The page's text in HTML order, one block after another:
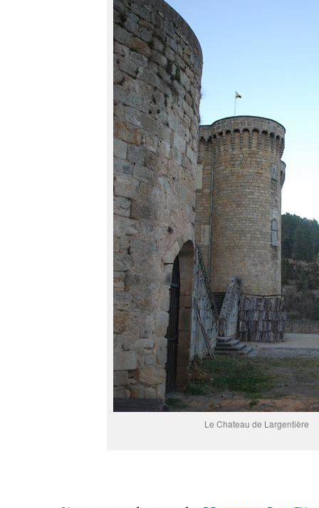
Le Chateau de Largentière